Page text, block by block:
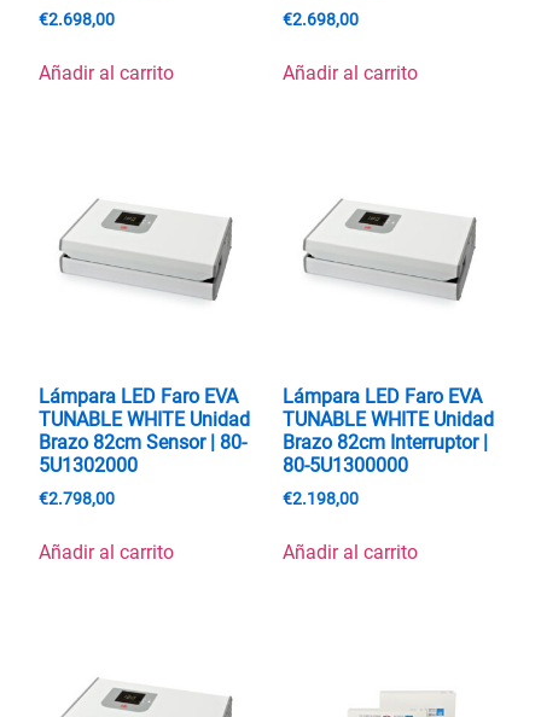
€2.698,00
Añadir al carrito
€2.698,00
Añadir al carrito
Lámpara LED Faro EVA
TUNABLE WHITE Unidad
Brazo 82cm Sensor | 80-
5U1302000
€2.798,00
Añadir al carrito
Lámpara LED Faro EVA
TUNABLE WHITE Unidad
Brazo 82cm Interruptor |
80-5U1300000
€2.198,00
Añadir al carrito